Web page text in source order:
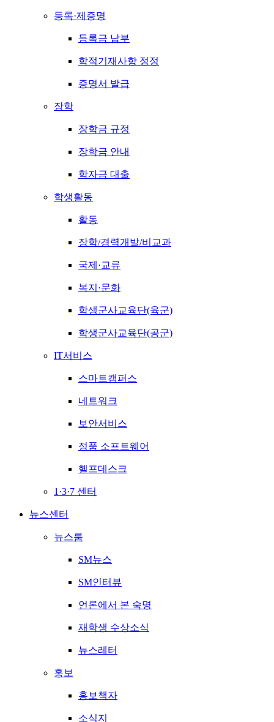
등록·제증명
등록금 납부
학적기재사항 정정
증명서 발급
장학
장학금 규정
장학금 안내
학자금 대출
학생활동
활동
장학/경력개발/비교과
국제·교류
복지·문화
학생군사교육단(육군)
학생군사교육단(공군)
IT서비스
스마트캠퍼스
네트워크
보안서비스
정품 소프트웨어
헬프데스크
1·3·7 센터
뉴스센터
뉴스룸
SM뉴스
SM인터뷰
언론에서 본 숙명
재학생 수상소식
뉴스레터
홍보
홍보책자
소식지